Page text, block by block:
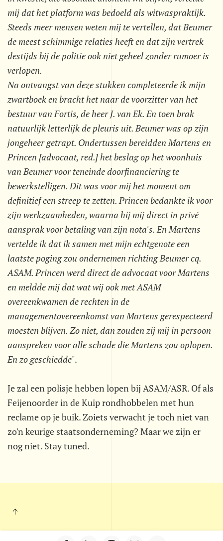
mij dat het platform was bedoeld als witwaspraktijk.
Steeds meer mensen weten mij te vertellen, dat Beumer
de meest schimmige relaties heeft en dat zijn vertrek
destijds bij de politie ook niet geheel zonder rumoer is
verlopen.
Na ontvangst van deze stukken completeerde ik mijn
zwartboek en bracht het naar de voorzitter van het
bestuur van Fortis, de heer J. van Ek. En toen brak
natuurlijk letterlijk de pleuris uit. Beumer was op zijn
jongeheer getrapt. Ondertussen bereidden Martens en
Princen [advocaat, red.] het beslag op het woonhuis
van Beumer voor teneinde doorfinanciering te
bewerkstelligen. Dit was voor mij het moment om
definitief een streep te zetten. Princen bedankte ik voor
zijn werkzaamheden, waarna hij mij direct in privé
aansprak voor betaling van zijn nota's. En Martens
vertelde ik dat ik samen met mijn echtgenote een
laatste poging zou ondernemen richting Beumer cq.
ASAM. Princen werd direct de advocaat voor Martens
en meldde mij dat wat wij ook met ASAM
overeenkwamen de rechten in de
managementovereenkomst van Martens gerespecteerd
moesten blijven. Zo niet, dan zouden zij mij in persoon
aanspreken voor alle schade die Martens zou oplopen.
En zo geschiedde".
Je zal een polisje hebben lopen bij ASAM/ASR. Of als
Feijenoorder in de Kuip rondhobbelen met hun
reclame op je buik. Zoiets verwacht je toch niet van
zo'n keurige staatsonderneming? Maar we zijn er
nog niet. Stay tuned.